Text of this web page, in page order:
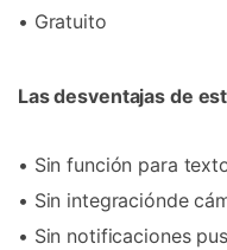
• Gratuito
Las desventajas de
• Sin función para
• Sin integraciónde
• Sin notificaciones